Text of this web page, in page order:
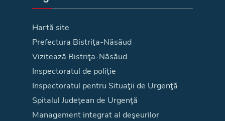
Hartă site
Prefectura Bistriţa-Năsăud
Vizitează Bistriţa-Năsăud
Inspectoratul de poliţie
Inspectoratul pentru Situaţii de Urgenţă
Spitalul Judeţean de Urgenţă
Management integrat al deşeurilor